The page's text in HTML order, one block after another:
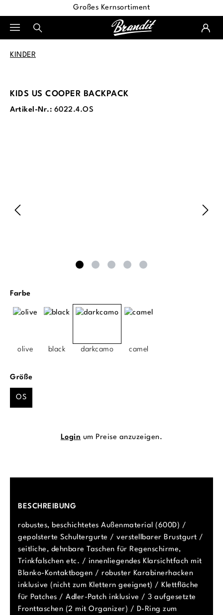
Großes Kernsortiment
KINDER
KIDS US COOPER BACKPACK
Artikel-Nr.: 6022.4.OS
Farbeauswählen
olive black darkcamo camel
Größeauswählen
OS
Login um Preise anzuzeigen.
BESCHREIBUNG
robustes, beschichtetes Außenmaterial (600D) /
gepolsterte Schultergurte / verstellbarer Brustgurt /
seitliche, dehnbare Taschen für Regenschirme,
Trinkfalschen etc. / innenliegendes Klarsichtfach mit
Blanko-Kontaktbogen / robuster Karabinerhacken
inklusive (nicht zum Klettern geeignet) / Klettfläche
für Patches / Adler-Patch inklusive / 3 aufgesetzte
Fronttaschen (2 mit Organizer) / D-Ring zum